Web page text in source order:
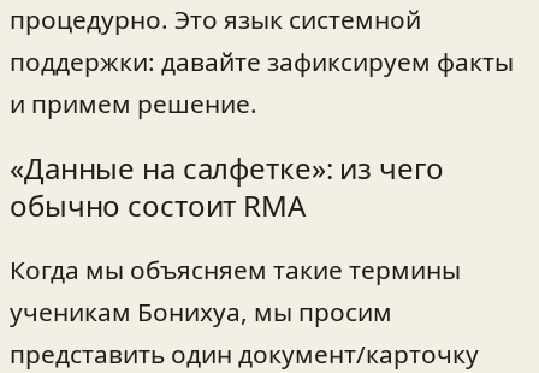
процедурно. Это язык системной
поддержки: давайте зафиксируем факты
и примем решение.
«Данные на салфетке»: из чего
обычно состоит RMA
Когда мы объясняем такие термины
ученикам Бонихуа, мы просим
представить один документ/карточку